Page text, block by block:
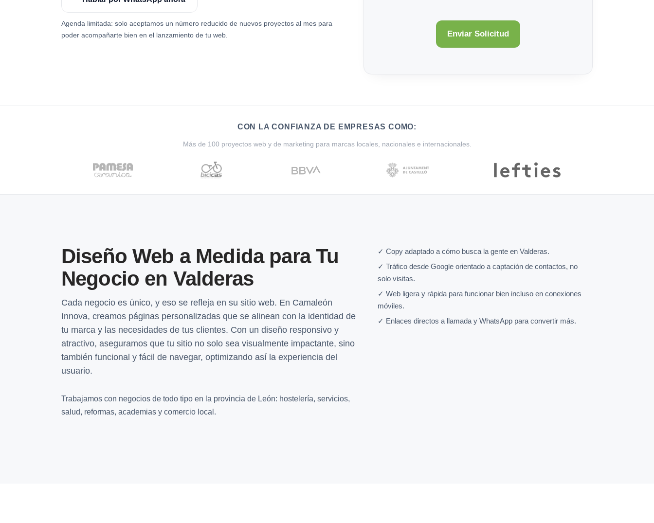
Agenda limitada: solo aceptamos un número reducido de nuevos proyectos al mes para
poder acompañarte bien en el lanzamiento de tu web.
CON LA CONFIANZA DE EMPRESAS COMO:
Más de 100 proyectos web y de marketing para marcas locales, nacionales e internacionales.
Diseño Web a Medida para Tu
Negocio en Valderas
Cada negocio es único, y eso se refleja en su sitio web. En Camaleón
Innova, creamos páginas personalizadas que se alinean con la identidad de
tu marca y las necesidades de tus clientes. Con un diseño responsivo y
atractivo, aseguramos que tu sitio no solo sea visualmente impactante, sino
también funcional y fácil de navegar, optimizando así la experiencia del
usuario.
Trabajamos con negocios de todo tipo en la provincia de León: hostelería, servicios,
salud, reformas, academias y comercio local.
✓ Copy adaptado a cómo busca la gente en Valderas.
✓ Tráfico desde Google orientado a captación de contactos, no
solo visitas.
✓ Web ligera y rápida para funcionar bien incluso en conexiones
móviles.
✓ Enlaces directos a llamada y WhatsApp para convertir más.